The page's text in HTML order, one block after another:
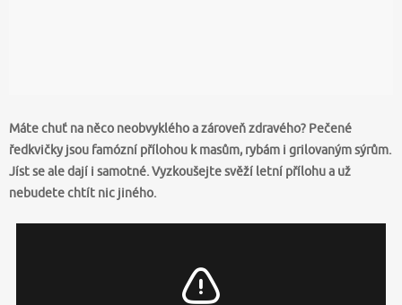
Máte chuť na něco neobvyklého a zároveň zdravého? Pečené
ředkvičky jsou famózní přílohou k masům, rybám i grilovaným sýrům.
Jíst se ale dají i samotné. Vyzkoušejte svěží letní přílohu a už
nebudete chtít nic jiného.